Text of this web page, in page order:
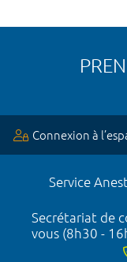
Connexion à
Service
Secrétariat de
vous (8h30 -